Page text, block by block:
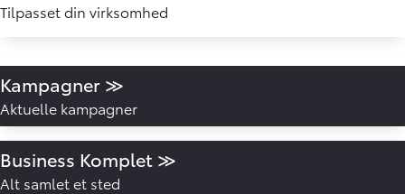
Tilpasset din virksomhed
Kampagner ≫
Aktuelle kampagner
Business Komplet ≫
Alt samlet et sted